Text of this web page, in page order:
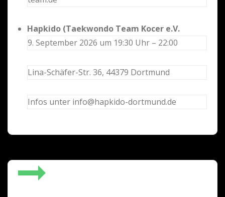
Hapkido (Taekwondo Team Kocer e.V.
9. September 2026 um 19:30 Uhr – 22:00
Lina-Schäfer-Str. 36, 44379 Dortmund
Infos unter info@hapkido-dortmund.de